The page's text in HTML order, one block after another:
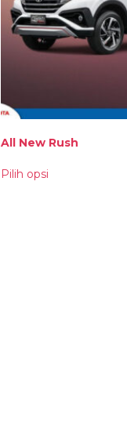
All New Rush
Pilih opsi